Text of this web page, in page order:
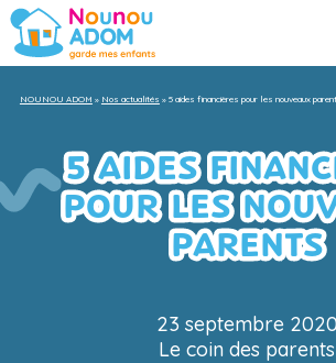
NOUNOU ADOM » Nos actualités » 5 aides financières pour les nouveaux
5 AIDES
POUR LES
PARENTS
23 septembre 2020
Le coin des parents